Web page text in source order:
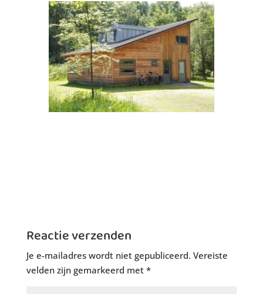
Reactie verzenden
Je e-mailadres wordt niet gepubliceerd. Vereiste
velden zijn gemarkeerd met *